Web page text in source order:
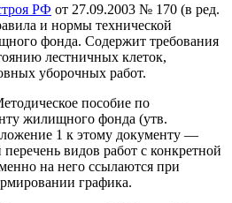
РФ от 27.09.2003 № 170 (в ред.
и нормы технической
фонда. Содержит требования
лестничных клеток,
уборочных работ.
пособие по
жилищного фонда (утв.
1 к этому документу —
видов работ с конкретной
на него ссылаются при
графика.